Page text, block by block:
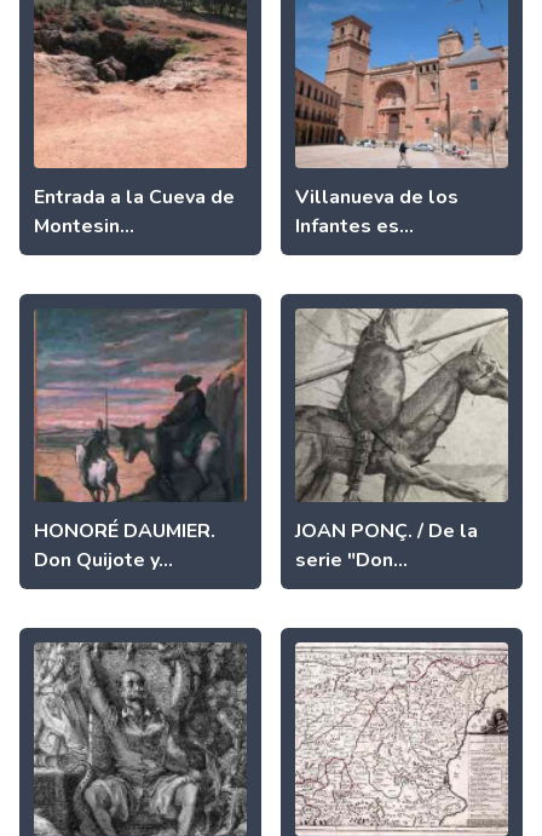
Entrada a la Cueva de
Montesin...
Villanueva de los
Infantes es...
HONORÉ DAUMIER.
Don Quijote y...
JOAN PONÇ. / De la
serie "Don...